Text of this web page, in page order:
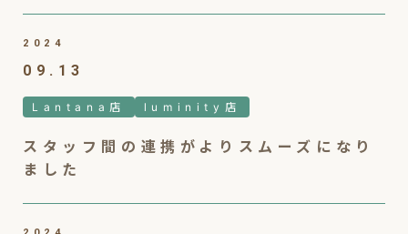
2024
09.13
Lantana店 luminity店
スタッフ間の連携がよりスムーズになり
ました